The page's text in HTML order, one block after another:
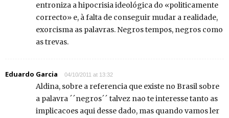
entroniza a hipocrisia ideológica do «politicamente
correcto» e, à falta de conseguir mudar a realidade,
exorcisma as palavras. Negros tempos, negros como
as trevas.
Eduardo Garcia 04/10/2011 at 13:32
Aldina, sobre a referencia que existe no Brasil sobre
a palavra ´´negros´´ talvez nao te interesse tanto as
implicacoes aqui desse dado, mas quando vamos ler